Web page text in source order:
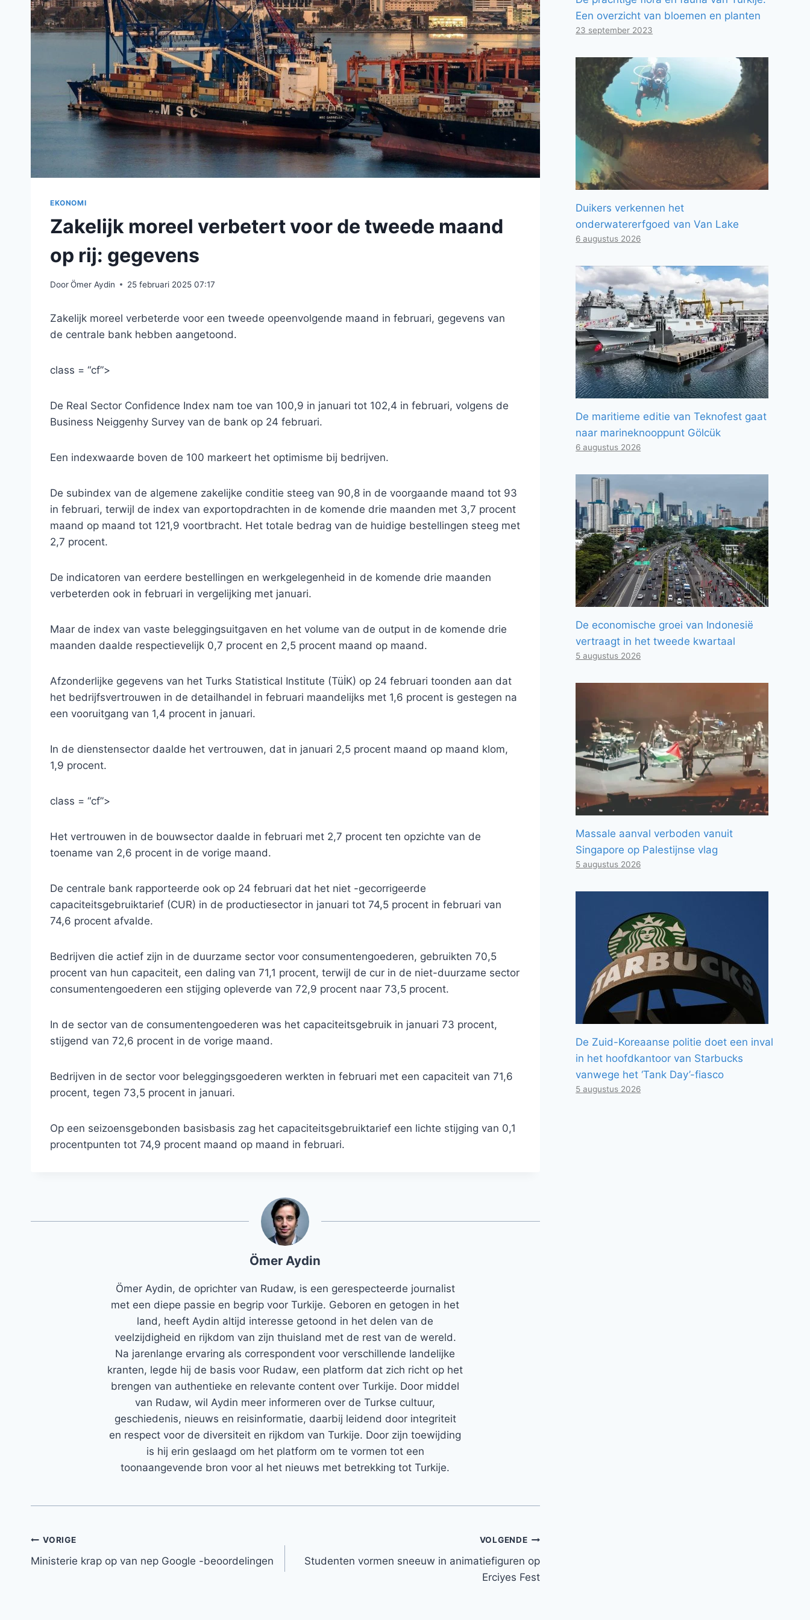
EKONOMI
Zakelijk moreel verbetert voor de tweede maand
op rij: gegevens
DoorÖmer Aydin 25 februari 2025 07:17
Zakelijk moreel verbeterde voor een tweede opeenvolgende maand in februari, gegevens van
de centrale bank hebben aangetoond.
class = “cf”>
De Real Sector Confidence Index nam toe van 100,9 in januari tot 102,4 in februari, volgens de
Business Neiggenhy Survey van de bank op 24 februari.
Een indexwaarde boven de 100 markeert het optimisme bij bedrijven.
De subindex van de algemene zakelijke conditie steeg van 90,8 in de voorgaande maand tot 93
in februari, terwijl de index van exportopdrachten in de komende drie maanden met 3,7 procent
maand op maand tot 121,9 voortbracht. Het totale bedrag van de huidige bestellingen steeg met
2,7 procent.
De indicatoren van eerdere bestellingen en werkgelegenheid in de komende drie maanden
verbeterden ook in februari in vergelijking met januari.
Maar de index van vaste beleggingsuitgaven en het volume van de output in de komende drie
maanden daalde respectievelijk 0,7 procent en 2,5 procent maand op maand.
Afzonderlijke gegevens van het Turks Statistical Institute (TüİK) op 24 februari toonden aan dat
het bedrijfsvertrouwen in de detailhandel in februari maandelijks met 1,6 procent is gestegen na
een vooruitgang van 1,4 procent in januari.
In de dienstensector daalde het vertrouwen, dat in januari 2,5 procent maand op maand klom,
1,9 procent.
class = “cf”>
Het vertrouwen in de bouwsector daalde in februari met 2,7 procent ten opzichte van de
toename van 2,6 procent in de vorige maand.
De centrale bank rapporteerde ook op 24 februari dat het niet -gecorrigeerde
capaciteitsgebruiktarief (CUR) in de productiesector in januari tot 74,5 procent in februari van
74,6 procent afvalde.
Bedrijven die actief zijn in de duurzame sector voor consumentengoederen, gebruikten 70,5
procent van hun capaciteit, een daling van 71,1 procent, terwijl de cur in de niet-duurzame sector
consumentengoederen een stijging opleverde van 72,9 procent naar 73,5 procent.
In de sector van de consumentengoederen was het capaciteitsgebruik in januari 73 procent,
stijgend van 72,6 procent in de vorige maand.
Bedrijven in de sector voor beleggingsgoederen werkten in februari met een capaciteit van 71,6
procent, tegen 73,5 procent in januari.
Op een seizoensgebonden basisbasis zag het capaciteitsgebruiktarief een lichte stijging van 0,1
procentpunten tot 74,9 procent maand op maand in februari.
Ömer Aydin
Ömer Aydin, de oprichter van Rudaw, is een gerespecteerde journalist
met een diepe passie en begrip voor Turkije. Geboren en getogen in het
land, heeft Aydin altijd interesse getoond in het delen van de
veelzijdigheid en rijkdom van zijn thuisland met de rest van de wereld.
Na jarenlange ervaring als correspondent voor verschillende landelijke
kranten, legde hij de basis voor Rudaw, een platform dat zich richt op het
brengen van authentieke en relevante content over Turkije. Door middel
van Rudaw, wil Aydin meer informeren over de Turkse cultuur,
geschiedenis, nieuws en reisinformatie, daarbij leidend door integriteit
en respect voor de diversiteit en rijkdom van Turkije. Door zijn toewijding
is hij erin geslaagd om het platform om te vormen tot een
toonaangevende bron voor al het nieuws met betrekking tot Turkije.
Bericht
navigatie
VORIGE
Ministerie krap op van nep Google -beoordelingen
VOLGENDE
Studenten vormen sneeuw in animatiefiguren op
Erciyes Fest
Een overzicht van bloemen en planten
23 september 2023
Duikers verkennen het
onderwatererfgoed van Van Lake
6 augustus 2026
De maritieme editie van Teknofest gaat
naar marineknooppunt Gölcük
6 augustus 2026
De economische groei van Indonesië
vertraagt ​​in het tweede kwartaal
5 augustus 2026
Massale aanval verboden vanuit
Singapore op Palestijnse vlag
5 augustus 2026
De Zuid-Koreaanse politie doet een inval
in het hoofdkantoor van Starbucks
vanwege het ‘Tank Day’-fiasco
5 augustus 2026